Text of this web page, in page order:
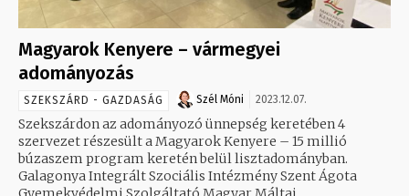
Magyarok Kenyere – vármegyei
adományozás
SZEKSZÁRD - GAZDASÁG Szél Móni 2023.12.07.
Szekszárdon az adományozó ünnepség keretében 4
szervezet részesült a Magyarok Kenyere – 15 millió
búzaszem program keretén belül lisztadományban.
Galagonya Integrált Szociális Intézmény Szent Ágota